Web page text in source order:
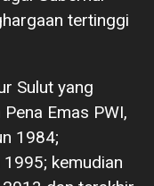
tertinggi
Sulut yang
Emas PWI,
1984;
kemudian